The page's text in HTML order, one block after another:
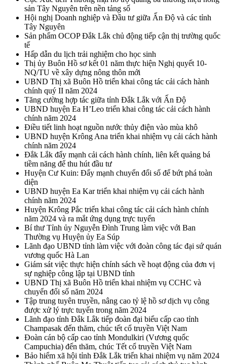
sản Tây Nguyên trên nền tảng số
Hội nghị Doanh nghiệp và Đầu tư giữa Ấn Độ và các tỉnh
Tây Nguyên
Sản phẩm OCOP Đắk Lắk chủ động tiếp cận thị trường quốc
tế
Hấp dẫn du lịch trải nghiệm cho học sinh
Thị ủy Buôn Hồ sơ kết 01 năm thực hiện Nghị quyết 10-
NQ/TU về xây dựng nông thôn mới
UBND Thị xã Buôn Hồ triển khai công tác cải cách hành
chính quý II năm 2024
Tăng cường hợp tác giữa tỉnh Đắk Lắk với Ấn Độ
UBND huyện Ea H’Leo triển khai công tác cải cách hành
chính năm 2024
Điều tiết linh hoạt nguồn nước thủy điện vào mùa khô
UBND huyện Krông Ana triển khai nhiệm vụ cải cách hành
chính năm 2024
Đắk Lắk đẩy mạnh cải cách hành chính, liên kết quảng bá
tiềm năng để thu hút đầu tư
Huyện Cư Kuin: Đẩy mạnh chuyển đổi số để bứt phá toàn
diện
UBND huyện Ea Kar triển khai nhiệm vụ cải cách hành
chính năm 2024
Huyện Krông Pắc triển khai công tác cải cách hành chính
năm 2024 và ra mắt ứng dụng trực tuyến
Bí thư Tỉnh ủy Nguyễn Đình Trung làm việc với Ban
Thường vụ Huyện ủy Ea Súp
Lãnh đạo UBND tỉnh làm việc với đoàn công tác đại sứ quán
vương quốc Hà Lan
Giám sát việc thực hiện chính sách về hoạt động của đơn vị
sự nghiệp công lập tại UBND tỉnh
UBND Thị xã Buôn Hồ triển khai nhiệm vụ CCHC và
chuyển đổi số năm 2024
Tập trung tuyên truyền, nâng cao tỷ lệ hồ sơ dịch vụ công
được xử lý trực tuyến trong năm 2024
Lãnh đạo tỉnh Đắk Lắk tiếp đoàn đại biểu cấp cao tỉnh
Champasak đến thăm, chúc tết cổ truyền Việt Nam
Đoàn cán bộ cấp cao tỉnh Mondulkiri (Vương quốc
Campuchia) đến thăm, chúc Tết cổ truyền Việt Nam
Bảo hiểm xã hội tỉnh Đắk Lắk triển khai nhiệm vụ năm 2024